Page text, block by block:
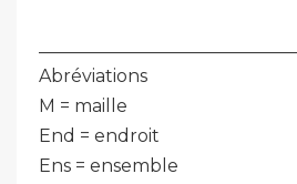
Abréviations
M = maille
End = endroit
Ens = ensemble